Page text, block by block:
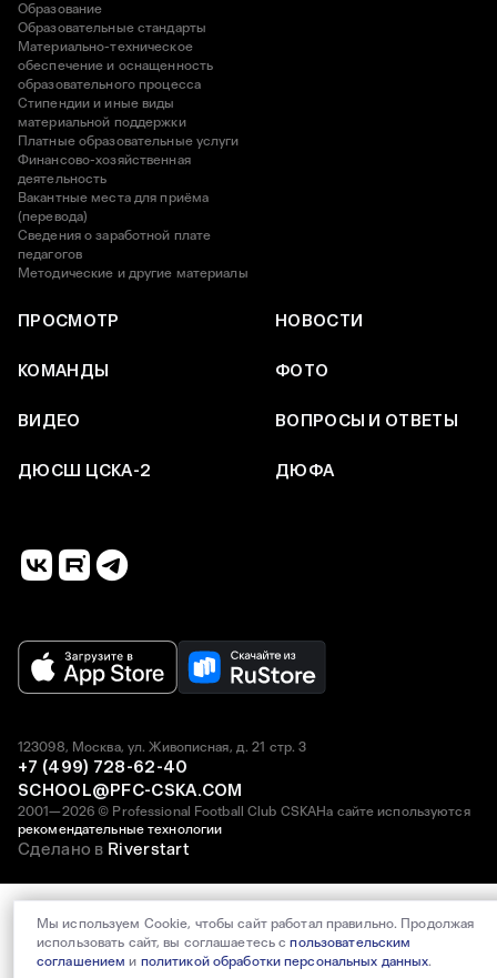
Образование
Образовательные стандарты
Материально-техническое
обеспечение и оснащенность
образовательного процесса
Стипендии и иные виды
материальной поддержки
Платные образовательные услуги
Финансово-хозяйственная
деятельность
Вакантные места для приёма
(перевода)
Сведения о заработной плате
педагогов
Методические и другие материалы
ПРОСМОТР НОВОСТИ
КОМАНДЫ ФОТО
ВИДЕО ВОПРОСЫ И ОТВЕТЫ
ДЮСШ ЦСКА-2 ДЮФА
2001—2026 © Professional Football Club CSKAНа сайте используются
рекомендательные технологии
123098, Москва, ул. Живописная, д. 21 стр. 3
+7 (499) 728-62-40
SCHOOL@PFC-CSKA.COM
Сделано в Riverstart
Мы используем Cookie, чтобы сайт работал правильно. Продолжая
использовать сайт, вы соглашаетесь спользовательским
соглашением и политикой обработки персональных данных.